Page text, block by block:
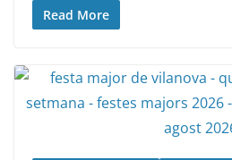
Read More